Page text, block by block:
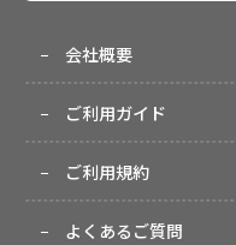
会社概要
ご利用ガイド
ご利用規約
よくあるご質問